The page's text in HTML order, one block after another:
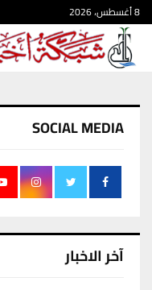
8 أغسطس، 2026
SOCIAL MEDIA
آخر الاخبار